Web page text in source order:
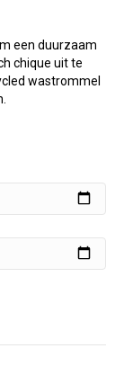
een duurzaam
chique uit te
wastrommel